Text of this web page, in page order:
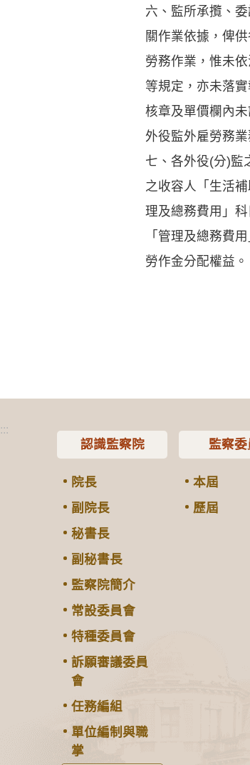
六、監所承攬、
關作業依據，俾
勞務作業，惟未
等規定，亦未落
核章及單價欄內
外役監外雇勞務
七、各外役(分)監
之收容人「生活
理及總務費用」
「管理及總務費
勞作金分配權益。
:::
認識監察院
院長
副院長
秘書長
副秘書長
監察院簡介
常設委員會
特種委員會
訴願審議委員
會
任務編組
單位編制與職
掌
監察委
本屆
歷屆